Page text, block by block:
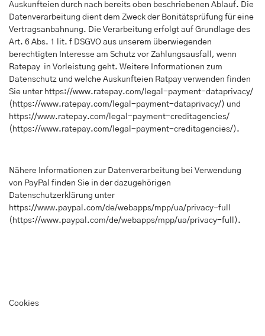
Auskunfteien durch nach bereits oben beschriebenen Ablauf. Die
Datenverarbeitung dient dem Zweck der Bonitätsprüfung für eine
Vertragsanbahnung. Die Verarbeitung erfolgt auf Grundlage des
Art. 6 Abs. 1 lit. f DSGVO aus unserem überwiegenden
berechtigten Interesse am Schutz vor Zahlungsausfall, wenn
Ratepay in Vorleistung geht. Weitere Informationen zum
Datenschutz und welche Auskunfteien Ratpay verwenden finden
Sie unter https://www.ratepay.com/legal-payment-dataprivacy/
( https://www.ratepay.com/legal-payment-dataprivacy/ ) und
https://www.ratepay.com/legal-payment-creditagencies/
( https://www.ratepay.com/legal-payment-creditagencies/ ).
Nähere Informationen zur Datenverarbeitung bei Verwendung
von PayPal finden Sie in der dazugehörigen
Datenschutzerklärung unter
https://www.paypal.com/de/webapps/mpp/ua/privacy-full
( https://www.paypal.com/de/webapps/mpp/ua/privacy-full ).
Cookies